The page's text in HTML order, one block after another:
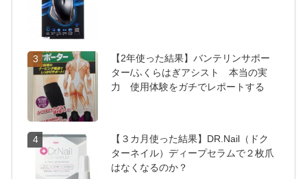
3
【2年使った結果】バンテリンサポー
ター/ふくらはぎアシスト 本当の実
力 使用体験をガチでレポートする
4
【３カ月使った結果】DR.Nail（ドク
ターネイル）ディープセラムで２枚爪
はなくなるのか？